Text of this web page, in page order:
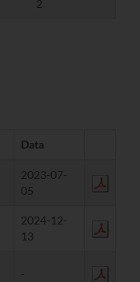
2
Data
2023-07-
05
2024-12-
13
-